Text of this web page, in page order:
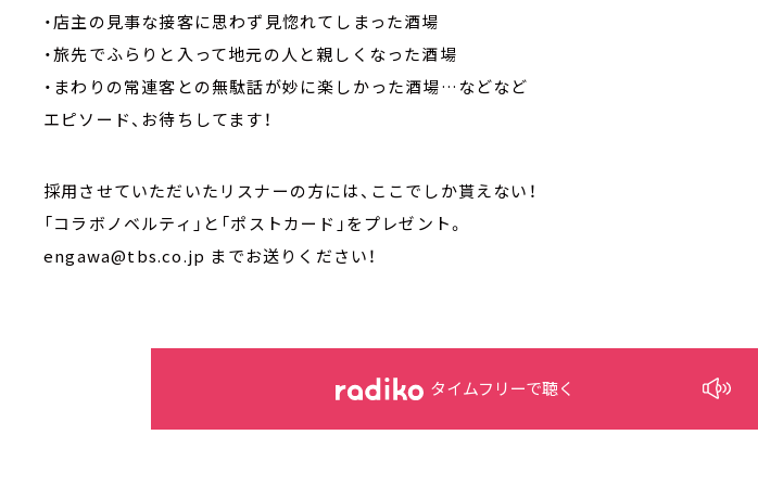
・店主の見事な接客に思わず見惚れてしまった酒場
・旅先でふらりと入って地元の人と親しくなった酒場
・まわりの常連客との無駄話が妙に楽しかった酒場…などなど
エピソード、お待ちしてます！
採用させていただいたリスナーの方には、ここでしか貰えない！
「コラボノベルティ」と「ポストカード」をプレゼント。
engawa@tbs.co.jp までお送りください！
タイムフリーで聴く